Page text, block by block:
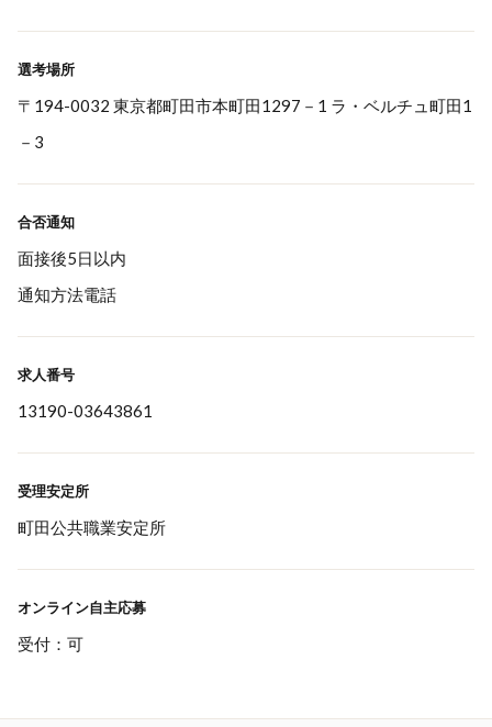
選考場所
〒194-0032 東京都町田市本町田1297－1 ラ・ベルチュ町田1
－3
合否通知
面接後5日以内
通知方法電話
求人番号
13190-03643861
受理安定所
町田公共職業安定所
オンライン自主応募
受付：可